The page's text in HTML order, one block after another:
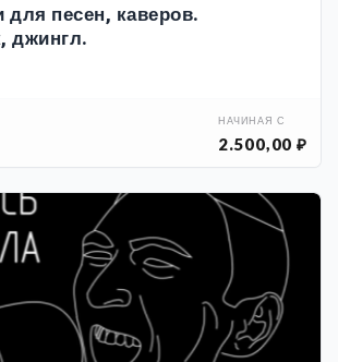
для песен, каверов.
джингл.
НАЧИНАЯ С
2.500,00 ₽